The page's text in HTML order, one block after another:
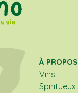
À PROPOS
Vins
Spiritueux